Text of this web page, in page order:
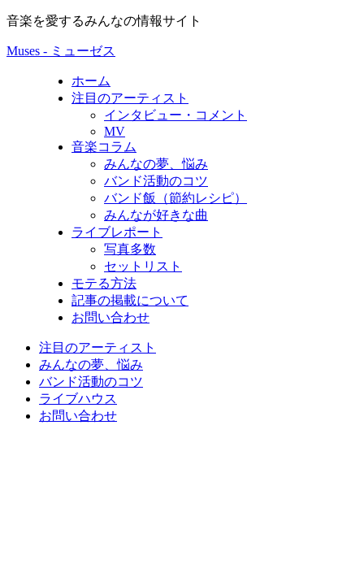
音楽を愛するみんなの情報サイト
Muses - ミューゼス
ホーム
注目のアーティスト
インタビュー・コメント
MV
音楽コラム
みんなの夢、悩み
バンド活動のコツ
バンド飯（節約レシピ）
みんなが好きな曲
ライブレポート
写真多数
セットリスト
モテる方法
記事の掲載について
お問い合わせ
注目のアーティスト
みんなの夢、悩み
バンド活動のコツ
ライブハウス
お問い合わせ